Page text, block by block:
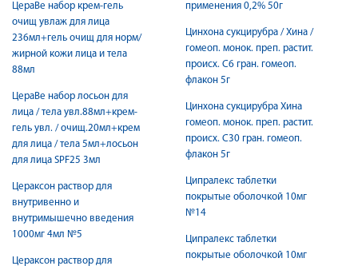
ЦераВе набор крем-гель
очищ увлаж для лица
236мл+гель очищ для норм/
жирной кожи лица и тела
88мл
ЦераВе набор лосьон для
лица / тела увл.88мл+крем-
гель увл. / очищ.20мл+крем
для лица / тела 5мл+лосьон
для лица SPF25 3мл
Цераксон раствор для
внутривенно и
внутримышечно введения
1000мг 4мл №5
Цераксон раствор для
применения 0,2% 50г
Цинхона сукцирубра / Хина /
гомеоп. монок. преп. растит.
происх. С6 гран. гомеоп.
флакон 5г
Цинхона сукцирубра Хина
гомеоп. монок. преп. растит.
происх. С30 гран. гомеоп.
флакон 5г
Ципралекс таблетки
покрытые оболочкой 10мг
№14
Ципралекс таблетки
покрытые оболочкой 10мг